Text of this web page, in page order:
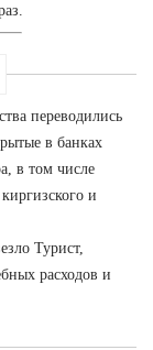
переводились
в банках
в том числе
и
Турист,
расходов и